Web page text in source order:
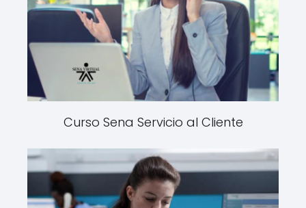
Curso Sena Servicio al Cliente